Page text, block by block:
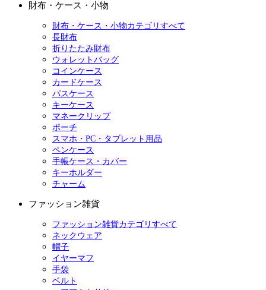
財布・ケース・小物
財布・ケース・小物カテゴリすべて
長財布
折りたたみ財布
ウォレットバッグ
コインケース
カードケース
パスケース
キーケース
マネークリップ
ポーチ
スマホ・PC・タブレット用品
ペンケース
手帳ケース・カバー
キーホルダー
チャーム
ファッション雑貨
ファッション雑貨カテゴリすべて
ネックウェア
帽子
イヤーマフ
手袋
ベルト